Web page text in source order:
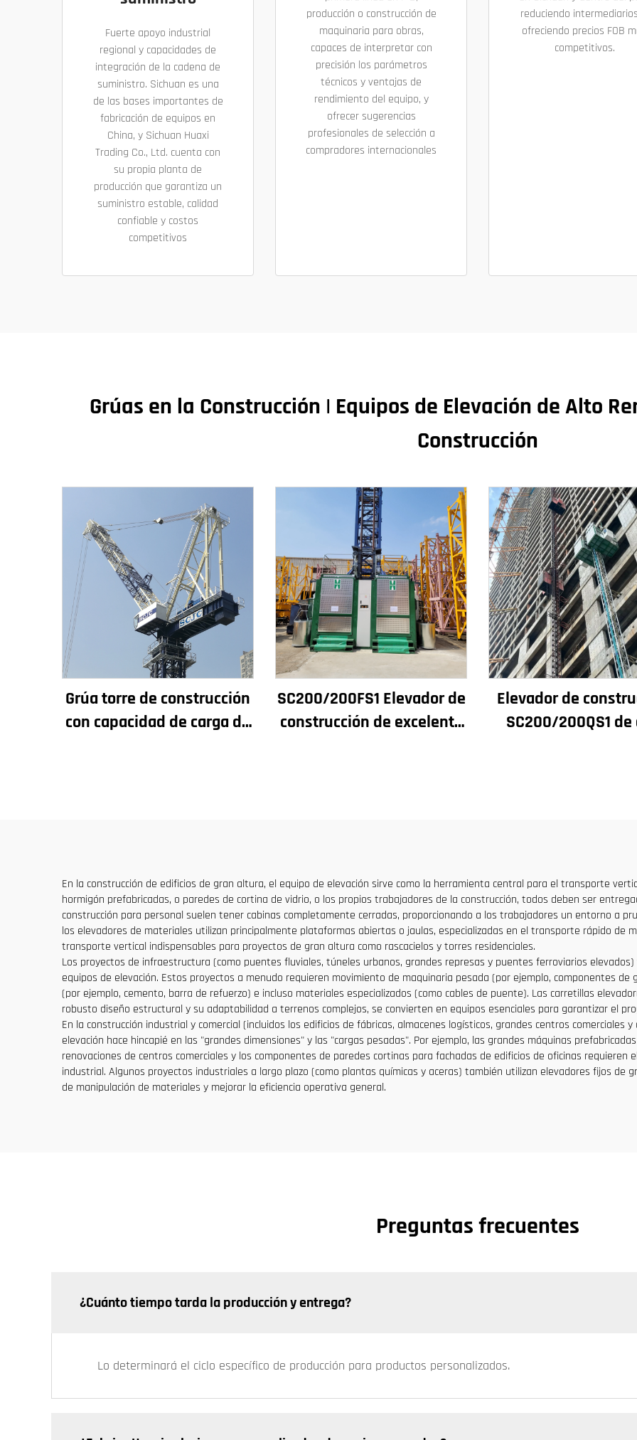
Fuerte apoyo industrial
regional y capacidades de
integración de la cadena de
suministro. Sichuan es una
de las bases importantes de
fabricación de equipos en
China, y Sichuan Huaxi
Trading Co., Ltd. cuenta con
su propia planta de
producción que garantiza un
suministro estable, calidad
confiable y costos
competitivos
producción o construcción de
maquinaria para obras,
capaces de interpretar con
precisión los parámetros
técnicos y ventajas de
rendimiento del equipo, y
ofrecer sugerencias
profesionales de selección a
compradores internacionales
reduciendo
ofreciendo precios FOB
competitivos.
Grúas en la Construcción | Equipos de Elevación de Alto
Construcción
Grúa torre de construcción
con capacidad de carga de
SC200/200FS1 Elevador de
construcción de excelente
Elevador de
SC200/200QS1
En la construcción de edificios de gran altura, el equipo de elevación sirve como la herramienta central para el transporte
hormigón prefabricadas, o paredes de cortina de vidrio, o los propios trabajadores de la construcción, todos deben ser
construcción para personal suelen tener cabinas completamente cerradas, proporcionando a los trabajadores un entorno a
los elevadores de materiales utilizan principalmente plataformas abiertas o jaulas, especializadas en el transporte rápido de
transporte vertical indispensables para proyectos de gran altura como rascacielos y torres residenciales.
Los proyectos de infraestructura (como puentes fluviales, túneles urbanos, grandes represas y puentes ferroviarios
equipos de elevación. Estos proyectos a menudo requieren movimiento de maquinaria pesada (por ejemplo, componentes
(por ejemplo, cemento, barra de refuerzo) e incluso materiales especializados (como cables de puente). Las carretillas
robusto diseño estructural y su adaptabilidad a terrenos complejos, se convierten en equipos esenciales para garantizar el
En la construcción industrial y comercial (incluidos los edificios de fábricas, almacenes logísticos, grandes centros comerciales
elevación hace hincapié en las "grandes dimensiones" y las "cargas pesadas". Por ejemplo, las grandes máquinas
renovaciones de centros comerciales y los componentes de paredes cortinas para fachadas de edificios de oficinas requieren
industrial. Algunos proyectos industriales a largo plazo (como plantas químicas y aceras) también utilizan elevadores fijos de
de manipulación de materiales y mejorar la eficiencia operativa general.
Preguntas frecuentes
¿Cuánto tiempo tarda la producción y entrega?
Lo determinará el ciclo específico de producción para productos personalizados.